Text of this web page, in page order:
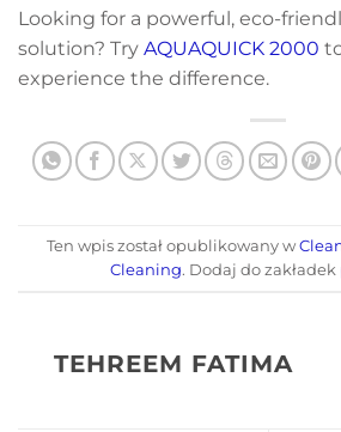
Looking for a powerful, eco-
solution? Try AQUAQUICK 2000
experience the difference.
Ten wpis został opublikowany w
Cleaning. Dodaj do zakładek
TEHREEM FATIMA